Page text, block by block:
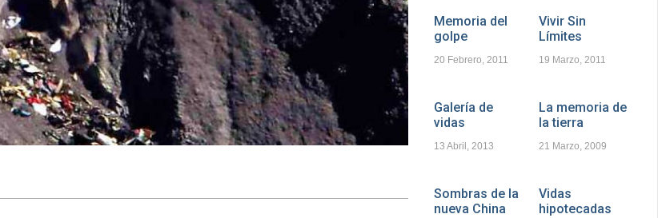
Memoria del
golpe
20 Febrero, 2011
Vivir Sin
Límites
19 Marzo, 2011
Galería de
vidas
13 Abril, 2013
La memoria de
la tierra
21 Marzo, 2009
Sombras de la
nueva China
Vidas
hipotecadas